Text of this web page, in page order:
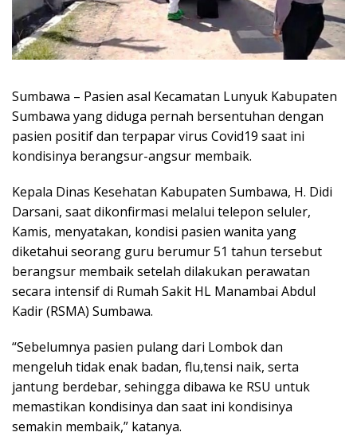
Sumbawa – Pasien asal Kecamatan Lunyuk Kabupaten
Sumbawa yang diduga pernah bersentuhan dengan
pasien positif dan terpapar virus Covid19 saat ini
kondisinya berangsur-angsur membaik.
Kepala Dinas Kesehatan Kabupaten Sumbawa, H. Didi
Darsani, saat dikonfirmasi melalui telepon seluler,
Kamis, menyatakan, kondisi pasien wanita yang
diketahui seorang guru berumur 51 tahun tersebut
berangsur membaik setelah dilakukan perawatan
secara intensif di Rumah Sakit HL Manambai Abdul
Kadir (RSMA) Sumbawa.
“Sebelumnya pasien pulang dari Lombok dan
mengeluh tidak enak badan, flu,tensi naik, serta
jantung berdebar, sehingga dibawa ke RSU untuk
memastikan kondisinya dan saat ini kondisinya
semakin membaik,” katanya.